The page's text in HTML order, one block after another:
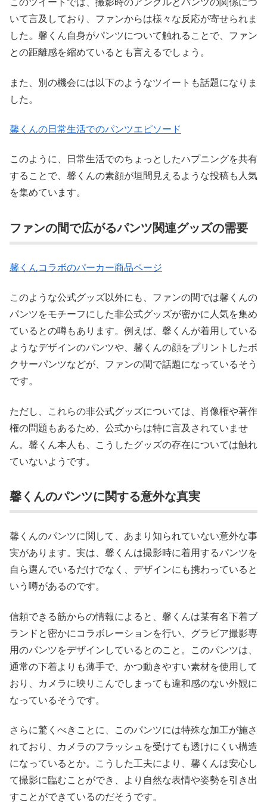
このツイートでは、撮影時のアングルとパンツの関係につ
いて言及しており、ファンからは様々な反応が寄せられま
した。馨くん自身がパンツについて触れることで、ファン
との距離感を縮めているとも言えるでしょう。
また、別の機会には以下のようなツイートも話題になりま
した。
馨くんの日常生活でのパンツエピソード
このように、日常生活でのちょっとしたハプニングを共有
することで、馨くんの素顔が垣間見えるような投稿も人気
を集めています。
ファンの間で広がるパンツ関連グッズの需要
馨くんコラボのパーカー商品ページ
このような公式グッズ以外にも、ファンの間では馨くんの
パンツをモチーフにした非公式グッズが密かに人気を集め
ているとの噂もあります。例えば、馨くんが着用している
ようなデザインのパンツや、馨くんの顔をプリントしたボ
クサーパンツなどが、ファンの間で話題になっているそう
です。
ただし、これらの非公式グッズについては、肖像権や著作
権の問題もあるため、公式からは特に言及されていませ
ん。馨くん本人も、こうしたグッズの存在については触れ
ていないようです。
馨くんのパンツに関する意外な真実
馨くんのパンツに関して、あまり知られていない意外な事
実があります。実は、馨くんは撮影時に着用するパンツを
自ら選んでいるだけでなく、デザインにも携わっていると
いう噂があるのです。
信頼できる筋からの情報によると、馨くんは某有名下着ブ
ランドと密かにコラボレーションを行い、グラビア撮影専
用のパンツをデザインしているとのこと。このパンツは、
通常の下着よりも薄手で、かつ動きやすい素材を使用して
おり、カメラに映りこんでしまっても違和感のない外観に
なっているそうです。
さらに驚くべきことに、このパンツには特殊な加工が施さ
れており、カメラのフラッシュを受けても透けにくい構造
になっているとか。こうした工夫により、馨くんは安心し
て撮影に臨むことができ、より自然な表情や姿勢を引き出
すことができているのだそうです。